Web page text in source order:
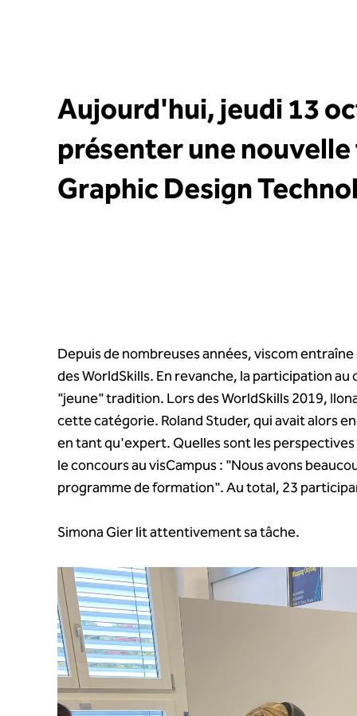
Aujourd'hui, jeudi 13
présenter une
Graphic Design
Depuis de nombreuses années, viscom
des WorldSkills. En revanche, la participation
"jeune" tradition. Lors des WorldSkills 2019,
cette catégorie. Roland Studer, qui avait alors
en tant qu'expert. Quelles sont les
le concours au visCampus : "Nous avons
programme de formation". Au total, 23
Simona Gier lit attentivement sa tâche.